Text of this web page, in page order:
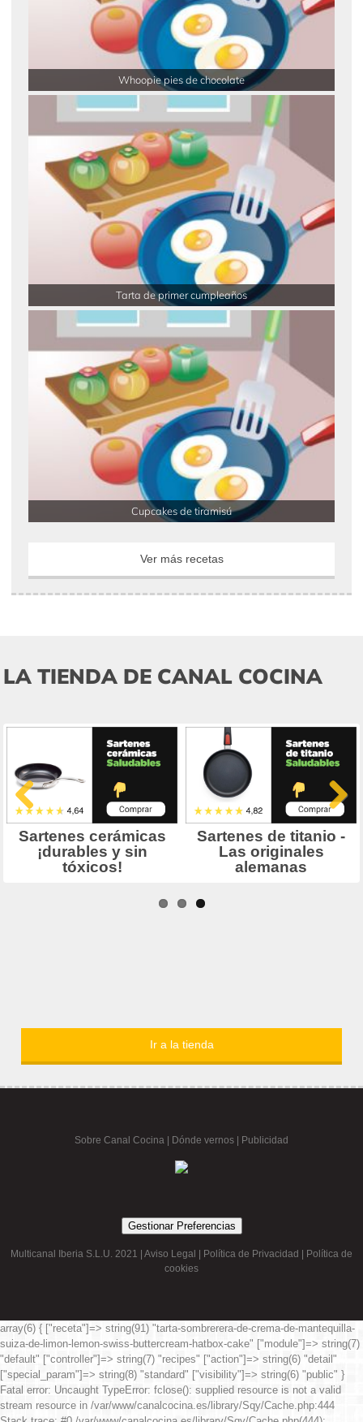
Whoopie pies de chocolate
Tarta de primer cumpleaños
Cupcakes de tiramisú
Ver más recetas
LA TIENDA DE CANAL COCINA
Ir a la tienda
Sobre Canal Cocina Dónde vernos | Publicidad
Gestionar Preferencias
Multicanal Iberia S.L.U. 2021 | Aviso Legal Política de Privacidad
Política de
cookies
array(6) { ["receta"]=> string(91) "tarta-sombrerera-de-crema-de-mantequilla-
suiza-de-limon-lemon-swiss-buttercream-hatbox-cake" ["module"]=> string(7)
"default" ["controller"]=> string(7) "recipes" ["action"]=> string(6) "detail"
["special_param"]=> string(8) "standard" ["visibility"]=> string(6) "public" }
Fatal error: Uncaught TypeError: fclose(): supplied resource is not a valid
stream resource in /var/www/canalcocina.es/library/Sqy/Cache.php:444